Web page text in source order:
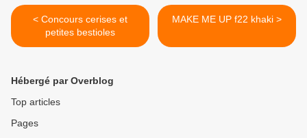
< Concours cerises et
petites bestioles
MAKE ME UP f22 khaki >
Hébergé par Overblog
Top articles
Pages